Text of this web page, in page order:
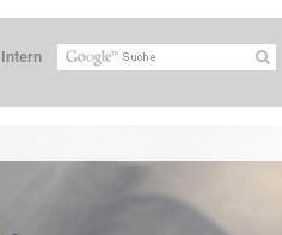
Intern